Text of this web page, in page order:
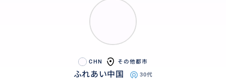
CHN その他都市
ふれあい中国 30代